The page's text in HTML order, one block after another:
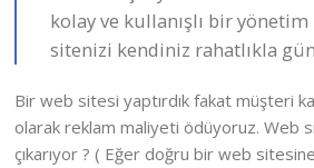
kolay ve kullanışlı bir
sitenizi kendiniz rahatlıkla
Bir web sitesi yaptırdık fakat müşteri
olarak reklam maliyeti ödüyoruz. Web
çıkarıyor ? ( Eğer doğru bir web